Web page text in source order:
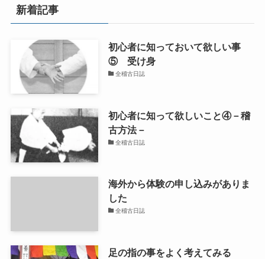
新着記事
初心者に知っておいて欲しい事
⑤ 受け身
全稽古日誌
初心者に知って欲しいこと④－稽
古方法－
全稽古日誌
海外から体験の申し込みがありま
した
全稽古日誌
足の指の事をよく考えてみる